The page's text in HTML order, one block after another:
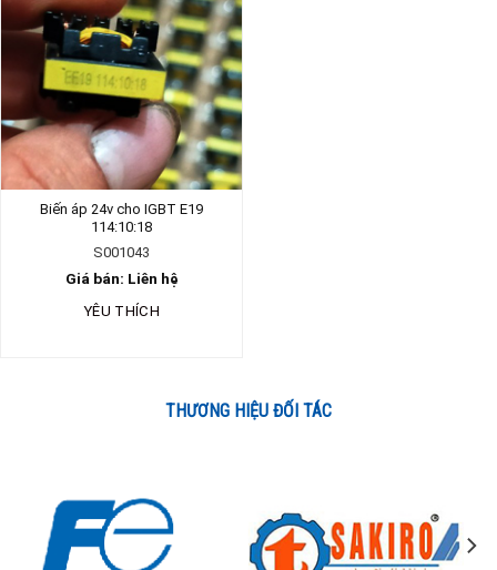
Biến áp 24v cho IGBT E19
114:10:18
S001043
Giá bán: Liên hệ
YÊU THÍCH
THƯƠNG HIỆU ĐỐI TÁC